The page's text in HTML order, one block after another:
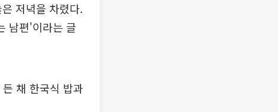
저녁을 차렸다.
남편'이라는 글
채 한국식 밥과